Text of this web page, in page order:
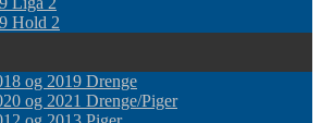
Hold 2
og 2019 Drenge
og 2021 Drenge/Piger